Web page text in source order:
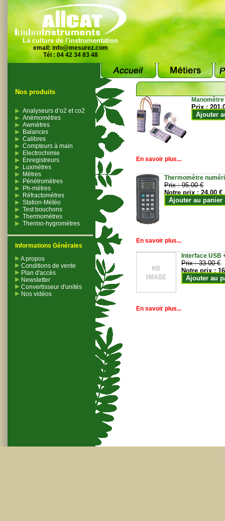
La culture de l'instrumentation
email: info@mesurez.com
Tél : 04 42 34 83 48
Nos produits
Analyseurs d’o2 et co2
Anémomètres
Awmètres
Balances
Calibres
Compteurs à main
Electrochimie
Enregistreurs
Luxmètres
Mètres
Pénétromètres
Ph-mètres
Réfractomètres
Station-Météo
Test bouchons
Thermomètres
Thermo-hygromètres
Informations Générales
A propos
Conditions de vente
Plan d'accès
Newsletter
Convertisseur d'unités
Nos vidéos
Prix :
Ajouter
En savoir plus...
Thermomètre
Prix :95.00 €
Notre prix :24.00 €
Ajouter au panier
En savoir plus...
Interface USB
Prix :33.00 €
Notre prix :
Ajouter au
En savoir plus...